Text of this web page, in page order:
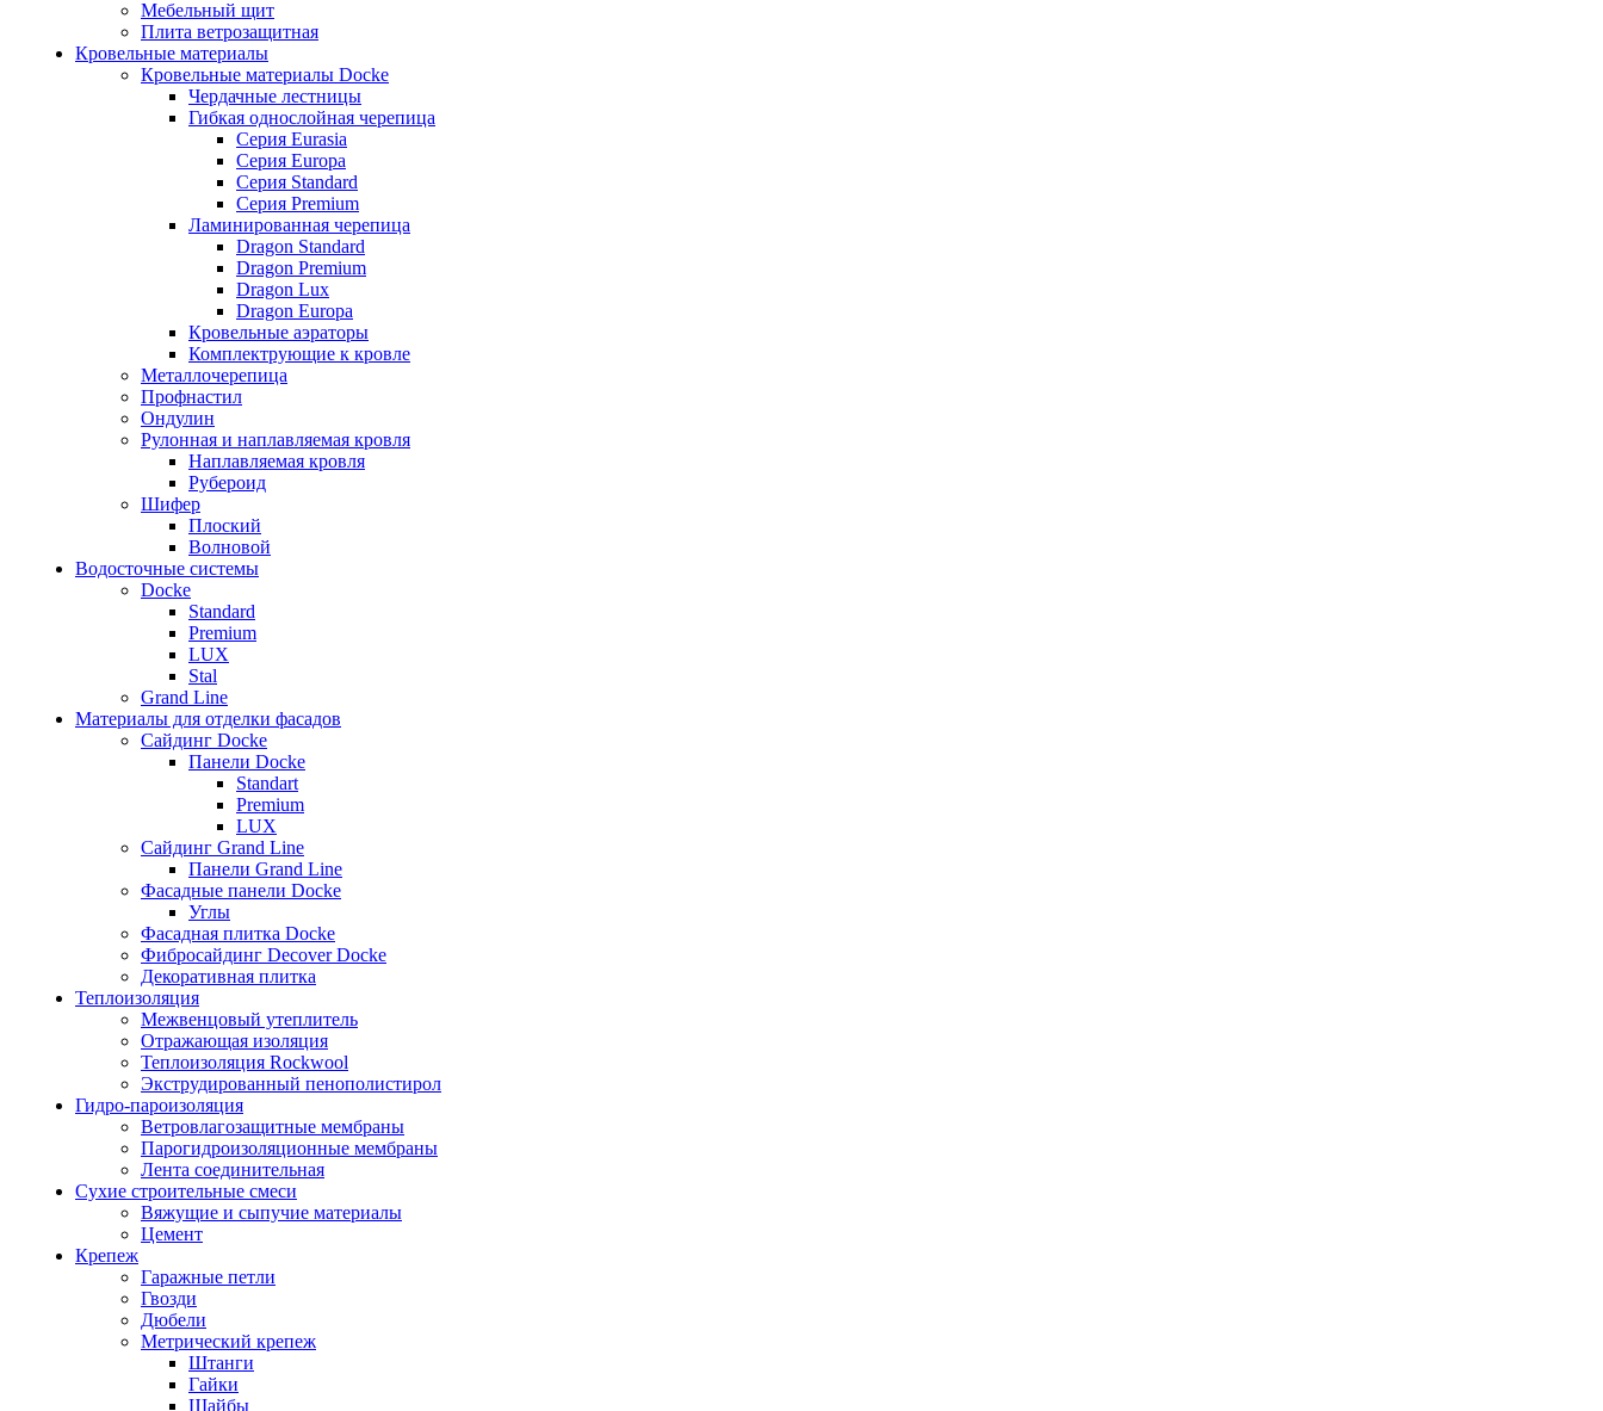
Мебельный щит
Плита ветрозащитная
Кровельные материалы
Кровельные материалы Docke
Чердачные лестницы
Гибкая однослойная черепица
Серия Eurasia
Серия Europa
Серия Standard
Серия Premium
Ламинированная черепица
Dragon Standard
Dragon Premium
Dragon Lux
Dragon Europa
Кровельные аэраторы
Комплектрующие к кровле
Металлочерепица
Профнастил
Ондулин
Рулонная и наплавляемая кровля
Наплавляемая кровля
Рубероид
Шифер
Плоский
Волновой
Водосточные системы
Docke
Standard
Premium
LUX
Stal
Grand Line
Материалы для отделки фасадов
Сайдинг Docke
Панели Docke
Standart
Premium
LUX
Сайдинг Grand Line
Панели Grand Line
Фасадные панели Docke
Углы
Фасадная плитка Docke
Фибросайдинг Decover Docke
Декоративная плитка
Теплоизоляция
Межвенцовый утеплитель
Отражающая изоляция
Теплоизоляция Rockwool
Экструдированный пенополистирол
Гидро-пароизоляция
Ветровлагозащитные мембраны
Парогидроизоляционные мембраны
Лента соединительная
Сухие строительные смеси
Вяжущие и сыпучие материалы
Цемент
Крепеж
Гаражные петли
Гвозди
Дюбели
Метрический крепеж
Штанги
Гайки
Шайбы